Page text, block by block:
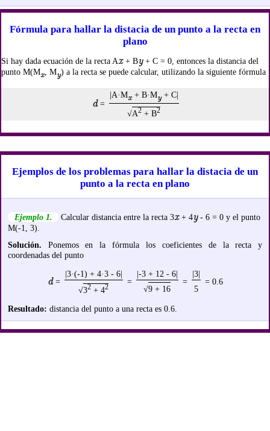
Fórmula para hallar la distacia de un punto a la recta en
plano
Si hay dada ecuación de la recta Ax+ By+ C = 0, entonces la distancia del
punto M(Mx , My) a la recta se puede calcular, utilizando la siguiente fórmula
d=
|A·Mx+ B·My+ C|
√A2 + B2
Ejemplos de los problemas para hallar la distacia de un
punto a la recta en plano
Ejemplo 1. Calcular distancia entre la recta 3x+ 4y- 6 = 0 y el punto
M(-1, 3).
Solución. Ponemos en la fórmula los coeficientes de la recta y
coordenadas del punto
d=
|3·(-1) + 4·3 - 6|
=
|-3 + 12 - 6|
=
|3|
= 0.6
√32 + 42 √9 + 16 5
Resultado: distancia del punto a una recta es 0.6.